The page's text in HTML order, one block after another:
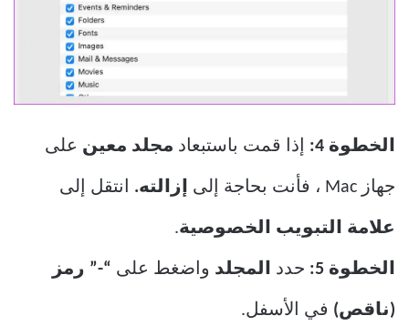
الخطوة 4: إذا قمت باستبعاد مجلد معين على
جهاز Mac ، فأنت بحاجة إلى إزالته. انتقل إلى
علامة التبويب الخصوصية.
الخطوة 5: حدد المجلد واضغط على “-” رمز
(ناقص) في الأسفل.